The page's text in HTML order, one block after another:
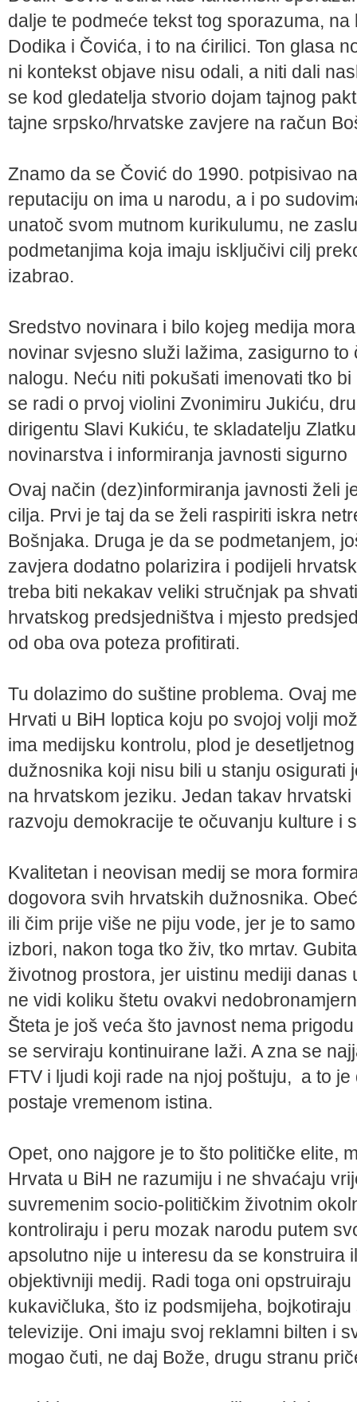
dalje te podmeće tekst tog sporazuma,
Dodika i Čovića, i to na ćirilici. Ton glasa
ni kontekst objave nisu odali, a niti dali
se kod gledatelja stvorio dojam tajnog
tajne srpsko/hrvatske zavjere na račun
Znamo da se Čović do 1990. potpisivao
reputaciju on ima u narodu, a i po
unatoč svom mutnom kurikulumu, ne
podmetanjima koja imaju isključivi cilj
izabrao.
Sredstvo novinara i bilo kojeg medija
novinar svjesno služi lažima, zasigurno
nalogu. Neću niti pokušati imenovati tko
se radi o prvoj violini Zvonimiru Jukiću,
dirigentu Slavi Kukiću, te skladatelju
novinarstva i informiranja javnosti sigurno
Ovaj način (dez)informiranja javnosti želi
cilja. Prvi je taj da se želi raspiriti iskra
Bošnjaka. Druga je da se podmetanjem,
zavjera dodatno polarizira i podijeli
treba biti nekakav veliki stručnjak pa
hrvatskog predsjedništva i mjesto
od oba ova poteza profitirati.
Tu dolazimo do suštine problema. Ovaj
Hrvati u BiH loptica koju po svojoj volji
ima medijsku kontrolu, plod je
dužnosnika koji nisu bili u stanju osigurati
na hrvatskom jeziku. Jedan takav
razvoju demokracije te očuvanju kulture i
Kvalitetan i neovisan medij se mora
dogovora svih hrvatskih dužnosnika.
ili čim prije više ne piju vode, jer je to
izbori, nakon toga tko živ, tko mrtav.
životnog prostora, jer uistinu mediji
ne vidi koliku štetu ovakvi
Šteta je još veća što javnost nema
se serviraju kontinuirane laži. A zna se
FTV i ljudi koji rade na njoj poštuju, a to
postaje vremenom istina.
Opet, ono najgore je to što političke elite,
Hrvata u BiH ne razumiju i ne shvaćaju
suvremenim socio-političkim životnim
kontroliraju i peru mozak narodu putem
apsolutno nije u interesu da se konstruira
objektivniji medij. Radi toga oni
kukavičluka, što iz podsmijeha,
televizije. Oni imaju svoj reklamni bilten i
mogao čuti, ne daj Bože, drugu stranu